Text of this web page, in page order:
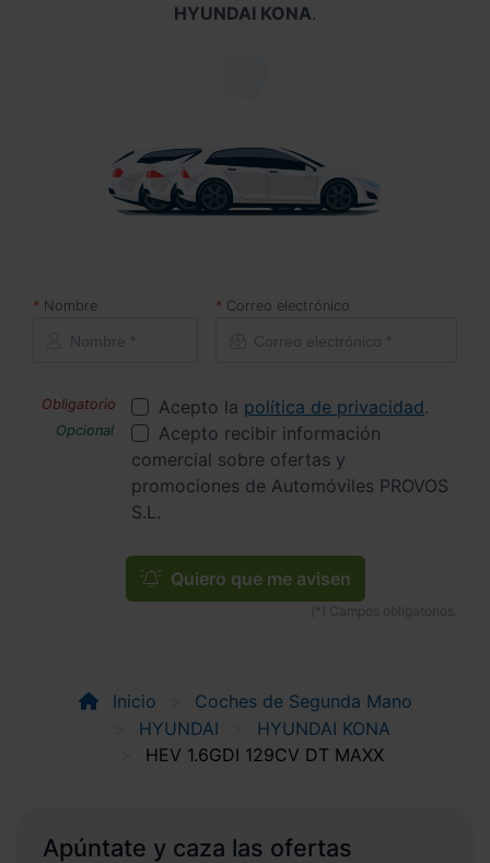
HYUNDAI KONA.
Nombre Correo electrónico
Acepto la política de privacidad.
Acepto recibir información
comercial sobre ofertas y
promociones de Automóviles PROVOS
S.L.
Quiero que me avisen
Inicio
Coches de Segunda Mano
HYUNDAI
HYUNDAI KONA
HEV 1.6GDI 129CV DT MAXX
Apúntate y caza las ofertas